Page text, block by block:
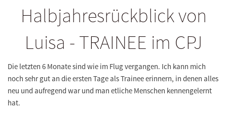
Halbjahresrückblick von
Luisa - TRAINEE im CPJ
Die letzten 6 Monate sind wie im Flug vergangen. Ich kann mich
noch sehr gut an die ersten Tage als Trainee erinnern, in denen alles
neu und aufregend war und man etliche Menschen kennengelernt
hat.